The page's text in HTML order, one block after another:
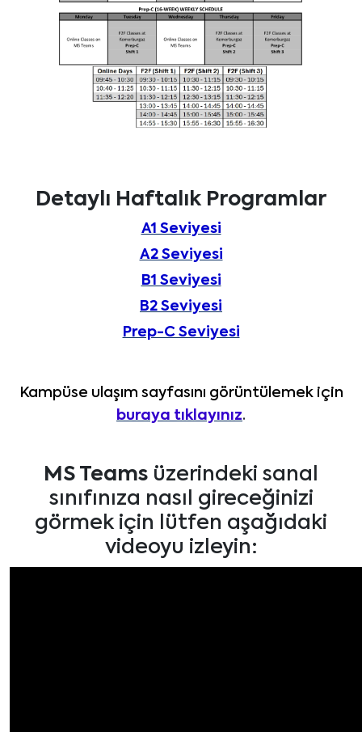
Detaylı Haftalık Programlar
A1 Seviyesi
A2 Seviyesi
B1 Seviyesi
B2 Seviyesi
Prep-C Seviyesi
Kampüse ulaşım sayfasını görüntülemek için
buraya tıklayınız.
MS Teams üzerindeki sanal
sınıfınıza nasıl gireceğinizi
görmek için lütfen aşağıdaki
videoyu izleyin: